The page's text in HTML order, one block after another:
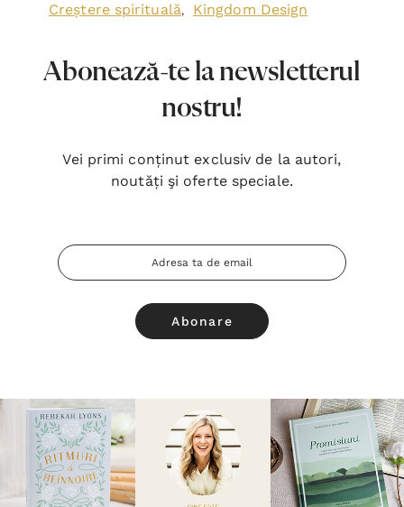
Creștere spirituală, Kingdom Design
Abonează-te la newsletterul
nostru!
Vei primi conținut exclusiv de la autori,
noutăți şi oferte speciale.
Adresa
Email